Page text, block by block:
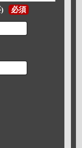
必須